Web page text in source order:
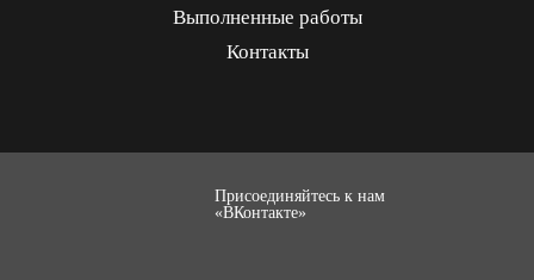
Выполненные работы
Контакты
Присоединяйтесь к нам
«ВКонтакте»